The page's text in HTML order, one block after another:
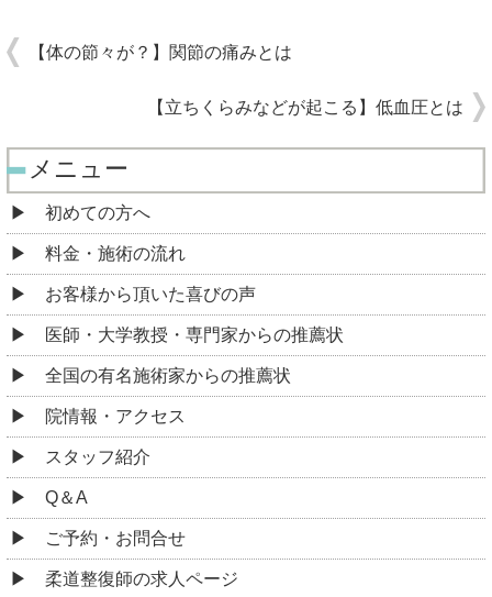
【体の節々が？】関節の痛みとは
【立ちくらみなどが起こる】低血圧とは
メニュー
初めての方へ
料金・施術の流れ
お客様から頂いた喜びの声
医師・大学教授・専門家からの推薦状
全国の有名施術家からの推薦状
院情報・アクセス
スタッフ紹介
Q＆A
ご予約・お問合せ
柔道整復師の求人ページ